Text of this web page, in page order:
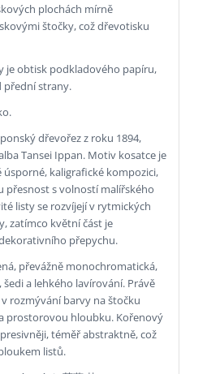
plochách mírně
štočky, což dřevotisku
je obtisk podkladového papíru,
přední strany.
dřevořez z roku 1894,
Tansei Ippan. Motiv kosatce je
kaligrafické kompozici,
přesnost s volností malířského
listy se rozvíjejí v rytmických
zatímco květní část je
přepychu.
převážně monochromatická,
a lehkého lavírování. Právě
rozmývání barvy na štočku
prostorovou hloubku. Kořenový
téměř abstraktně, což
listů.